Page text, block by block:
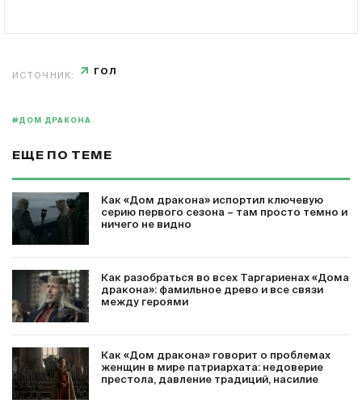
ИСТОЧНИК: ГОЛ
#ДОМ ДРАКОНА
ЕЩЕ ПО ТЕМЕ
Как «Дом дракона» испортил ключевую
серию первого сезона – там просто темно и
ничего не видно
Как разобраться во всех Таргариенах «Дома
дракона»: фамильное древо и все связи
между героями
Как «Дом дракона» говорит о проблемах
женщин в мире патриархата: недоверие
престола, давление традиций, насилие